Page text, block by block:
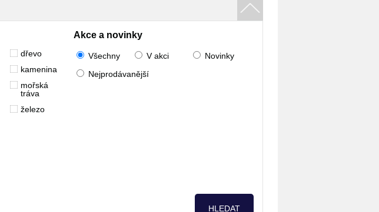
dřevo
kamenina
mořská
tráva
železo
Akce a novinky
Všechny V akci
Novinky
Nejprodávanější